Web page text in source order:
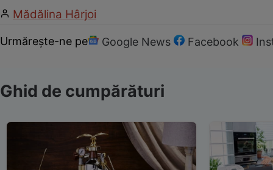
Mădălina Hârjoi
Urmărește-ne pe Google News Facebook
Ghid de cumpărături